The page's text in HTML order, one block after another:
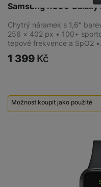
Samsung R390 Galaxy
Chytrý náramek s 1,6"
256 × 402 px • 100+
tepové frekvence a SpO2
1 399 Kč
Možnost koupit jako použité